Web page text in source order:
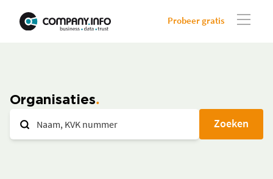
Probeer gratis
Organisaties
Zoeken